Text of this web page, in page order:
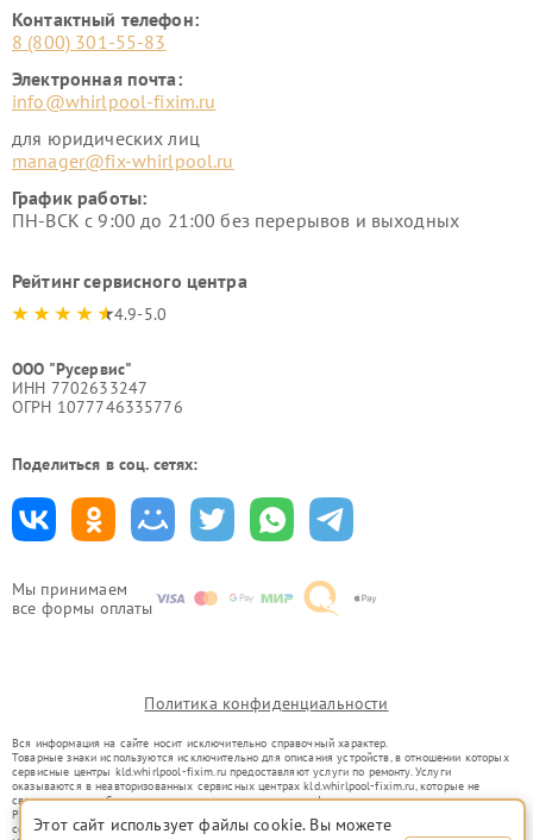
Мы принимаем
все формы оплаты
Контактный телефон:
8 (800) 301-55-83
Электронная почта:
info@whirlpool-fixim.ru
для юридических лиц
manager@fix-whirlpool.ru
График работы:
ПН-ВСК с 9:00 до 21:00 без перерывов и выходных
Рейтинг сервисного центра
4.9-5.0
ООО "Русервис"
ИНН 7702633247
ОГРН 1077746335776
Поделиться в соц. сетях:
Политика конфиденциальности
Вся информация на сайте носит исключительно справочный характер.
Товарные знаки используются исключительно для описания устройств, в отношении которых
сервисные центры kld.whirlpool-fixim.ru предоставляют услуги по ремонту. Услуги
оказываются в неавторизованных сервисных центрах kld.whirlpool-fixim.ru, которые не
связаны с правообладателями товарных знаков или их официальными представителями.
Ремонт осуществляется для устройств, уже введенных в гражданский оборот в соответствии
со статьей 1487 ГК РФ.
Этот сайт использует файлы cookie. Вы можете